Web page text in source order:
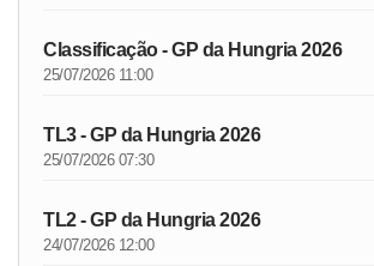
Classificação - GP da Hungria 2026
25/07/2026 11:00
TL3 - GP da Hungria 2026
25/07/2026 07:30
TL2 - GP da Hungria 2026
24/07/2026 12:00